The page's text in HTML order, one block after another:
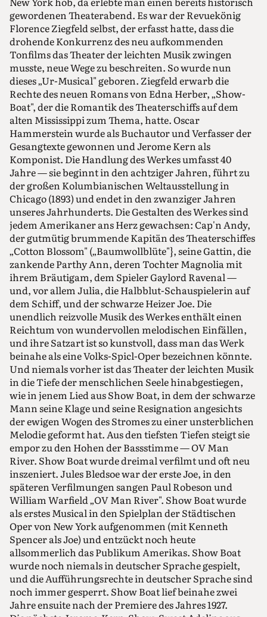
gewordenen Theaterabend. Es war der Revuekönig
Florence Ziegfeld selbst, der erfasst hatte, dass die
drohende Konkurrenz des neu aufkommenden
Tonfilms das Theater der leichten Musik zwingen
musste, neue Wege zu beschreiten. So wurde nun
dieses „Ur-Musical" geboren. Ziegfeld erwarb die
Rechte des neuen Romans von Edna Herber, „Show-
Boat", der die Romantik des Theaterschiffs auf dem
alten Mississippi zum Thema, hatte. Oscar
Hammerstein wurde als Buchautor und Verfasser der
Gesangtexte gewonnen und Jerome Kern als
Komponist. Die Handlung des Werkes umfasst 40
Jahre — sie beginnt in den achtziger Jahren, führt zu
der großen Kolumbianischen Weltausstellung in
Chicago (1893) und endet in den zwanziger Jahren
unseres Jahrhunderts. Die Gestalten des Werkes sind
jedem Amerikaner ans Herz gewachsen: Cap'n Andy,
der gutmütig brummende Kapitän des Theaterschiffes
„Cotton Blossom" („Baumwollblüte"}, seine Gattin, die
zankende Parthy Ann, deren Tochter Magnolia mit
ihrem Bräutigam, dem Spieler Gaylord Ravenal —
und, vor allem Julia, die Halbblut-Schauspielerin auf
dem Schiff, und der schwarze Heizer Joe. Die
unendlich reizvolle Musik des Werkes enthält einen
Reichtum von wundervollen melodischen Einfällen,
und ihre Satzart ist so kunstvoll, dass man das Werk
beinahe als eine Volks-Spicl-Oper bezeichnen könnte.
Und niemals vorher ist das Theater der leichten Musik
in die Tiefe der menschlichen Seele hinabgestiegen,
wie in jenem Lied aus Show Boat, in dem der schwarze
Mann seine Klage und seine Resignation angesichts
der ewigen Wogen des Stromes zu einer unsterblichen
Melodie geformt hat. Aus den tiefsten Tiefen steigt sie
empor zu den Hohen der Bassstimme — OV Man
River. Show Boat wurde dreimal verfilmt und oft neu
inszeniert. Jules Bledsoe war der erste Joe, in den
späteren Verfilmungen sangen Paul Robeson und
William Warfield „OV Man River". Show Boat wurde
als erstes Musical in den Spielplan der Städtischen
Oper von New York aufgenommen (mit Kenneth
Spencer als Joe) und entzückt noch heute
allsommerlich das Publikum Amerikas. Show Boat
wurde noch niemals in deutscher Sprache gespielt,
und die Aufführungsrechte in deutscher Sprache sind
noch immer gesperrt. Show Boat lief beinahe zwei
Jahre ensuite nach der Premiere des Jahres 1927.